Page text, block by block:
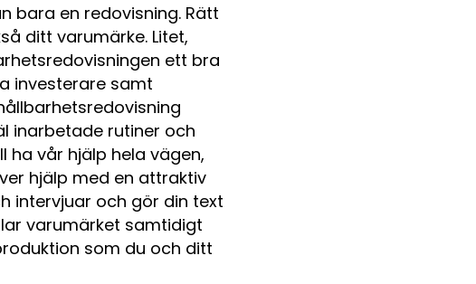
bara en redovisning. Rätt
ditt varumärke. Litet,
ett bra
investerare samt
inarbetade rutiner och
ha vår hjälp hela vägen,
hjälp med en attraktiv
intervjuar och gör din text
varumärket samtidigt
som du och ditt